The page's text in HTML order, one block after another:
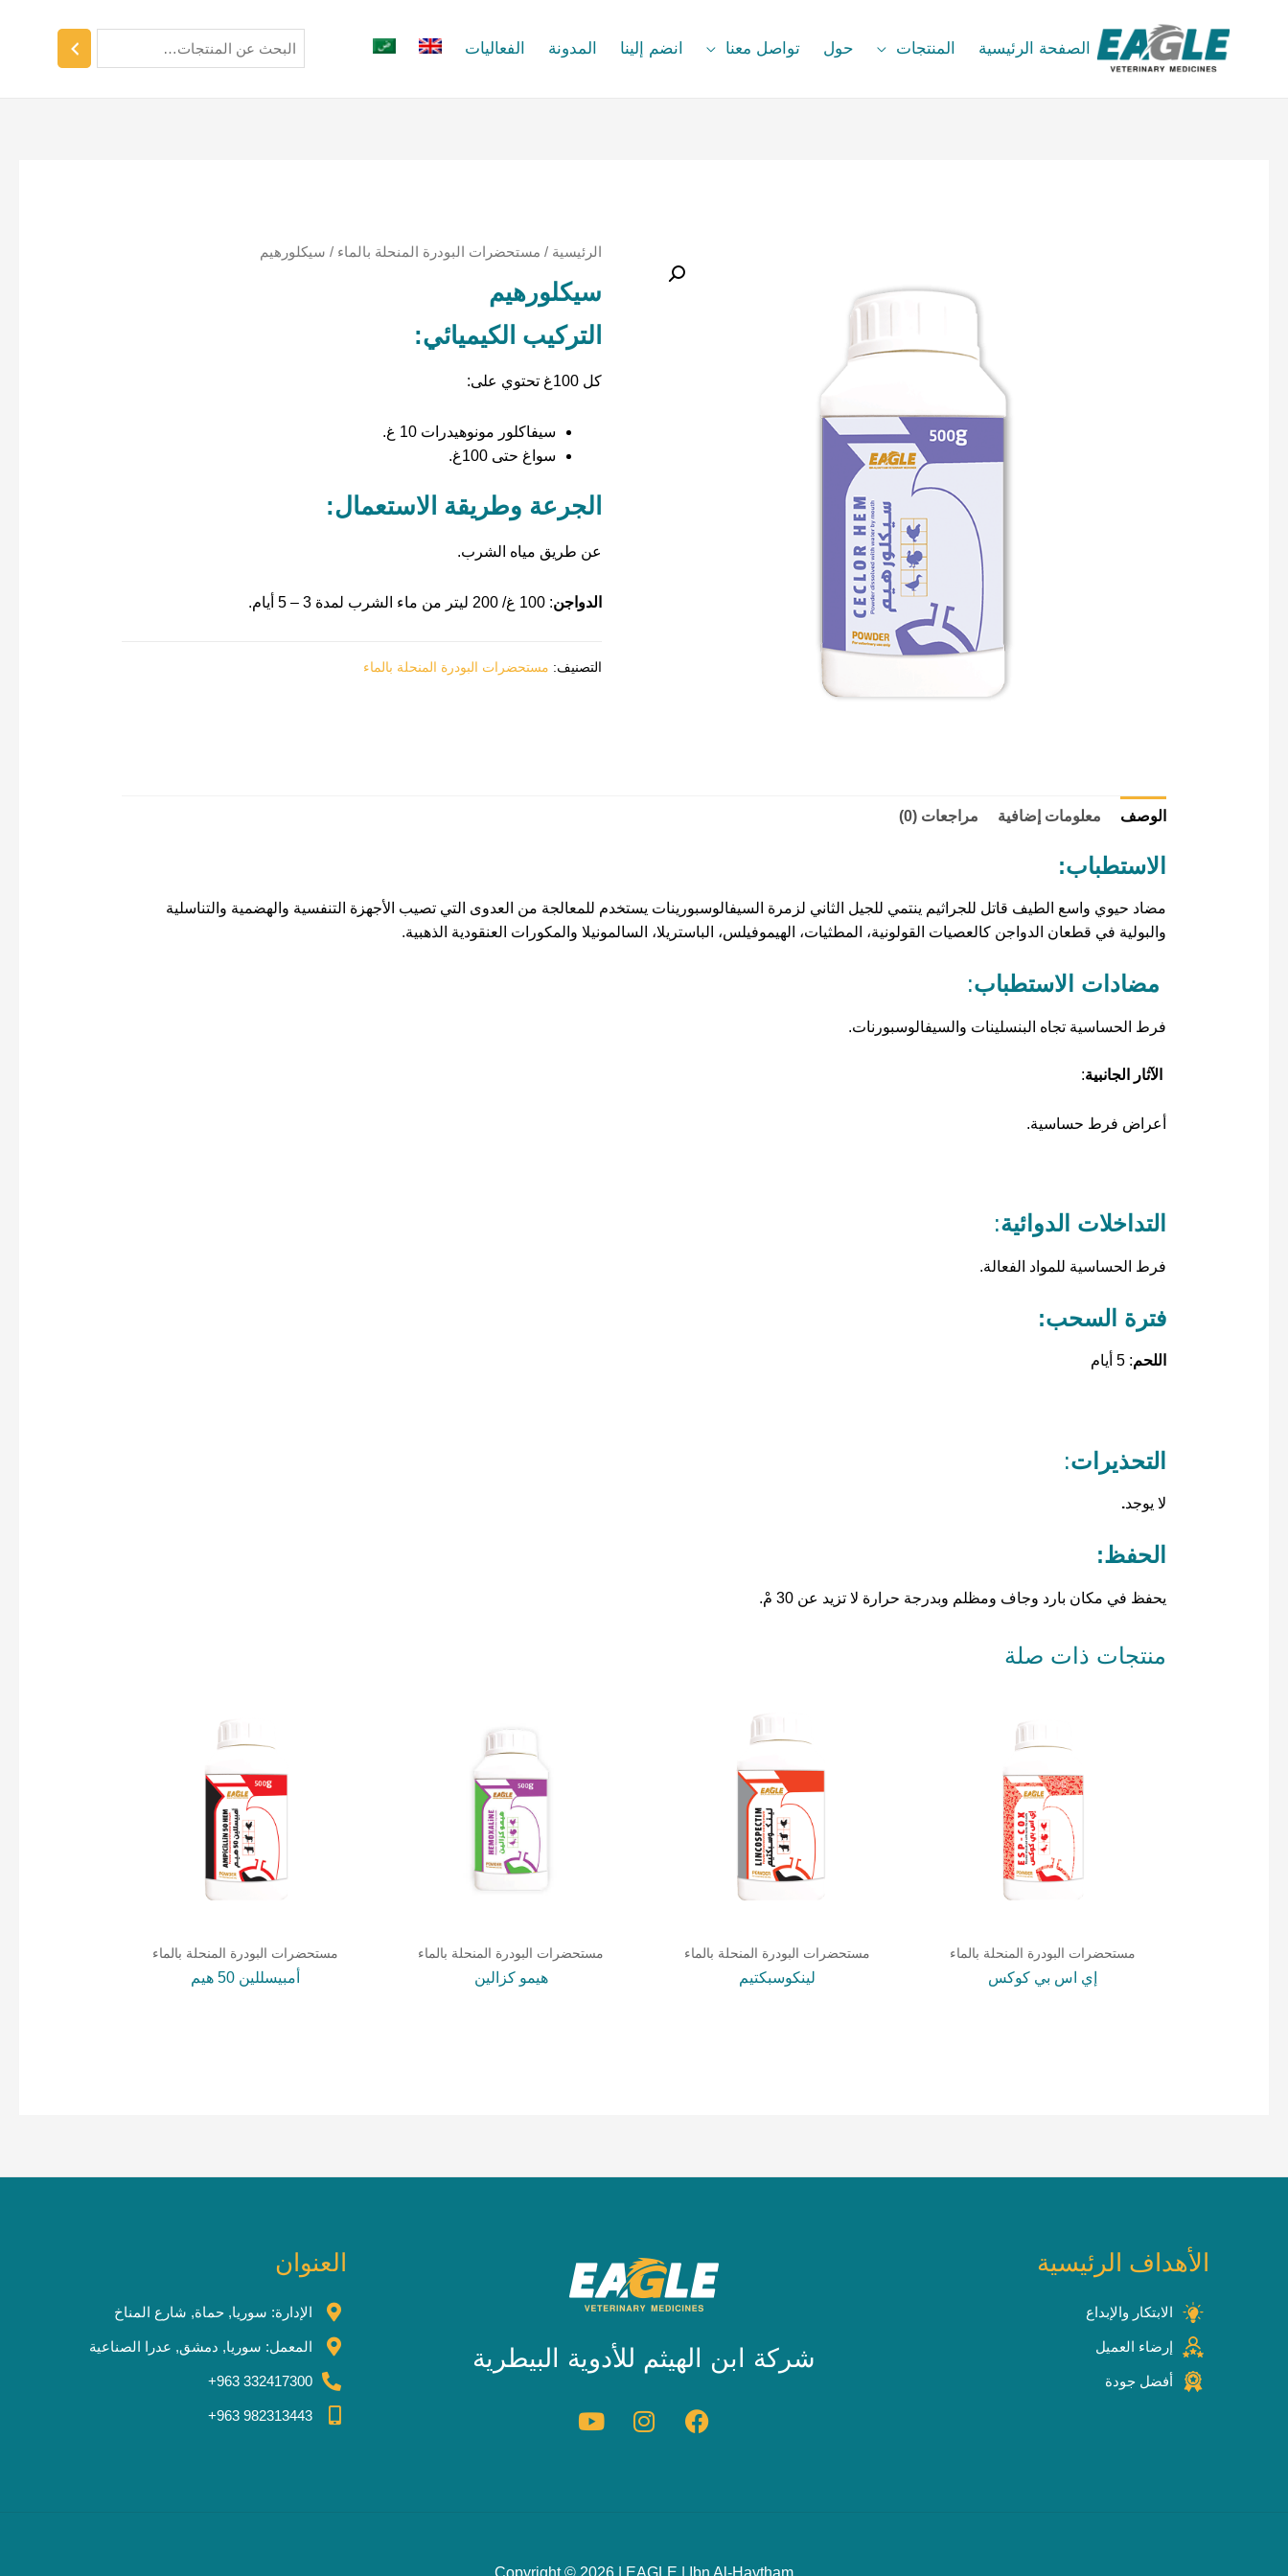
الصفحة الرئيسية المنتجات حول تواصل معنا انضم إلينا المدونة الفعاليات
الرئيسية / مستحضرات البودرة المنحلة بالماء / سيكلورهيم
سيكلورهيم
التركيب الكيميائي:
كل 100غ تحتوي على:
سيفاكلور مونوهيدرات 10 غ.
سواغ حتى 100غ.
الجرعة وطريقة الاستعمال:
عن طريق مياه الشرب.
الدواجن: 100 غ/ 200 ليتر من ماء الشرب لمدة 3 – 5 أيام.
التصنيف: مستحضرات البودرة المنحلة بالماء
الوصف معلومات إضافية مراجعات (0)
الاستطباب:
مضاد حيوي واسع الطيف قاتل للجراثيم ينتمي للجيل الثاني لزمرة السيفالوسبورينات يستخدم للمعالجة من العدوى التي تصيب الأجهزة التنفسية والهضمية والتناسلية
والبولية في قطعان الدواجن كالعصيات القولونية، المطثيات، الهيموفيلس، الباستريلا، السالمونيلا والمكورات العنقودية الذهبية.
مضادات الاستطباب:
فرط الحساسية تجاه البنسلينات والسيفالوسبورنات.
الآثار الجانبية:
أعراض فرط حساسية.
التداخلات الدوائية:
فرط الحساسية للمواد الفعالة.
فترة السحب:
اللحم: 5 أيام
التحذيرات:
لا يوجد.
الحفظ:
يحفظ في مكان بارد وجاف ومظلم وبدرجة حرارة لا تزيد عن 30 مْ.
منتجات ذات صلة
مستحضرات البودرة المنحلة بالماء
إي اس بي كوكس
مستحضرات البودرة المنحلة بالماء
لينكوسبكتيم
مستحضرات البودرة المنحلة بالماء
هيمو كزالين
مستحضرات البودرة المنحلة بالماء
أمبيسللين 50 هيم
الأهداف الرئيسية
الابتكار والإبداع
إرضاء العميل
أفضل جودة
شركة ابن الهيثم للأدوية البيطرية
العنوان
الإدارة: سوريا, حماة, شارع المناخ
المعمل: سوريا, دمشق, عدرا الصناعية
332417300 963+
982313443 963+
Copyright © 2026 | EAGLE | Ibn Al-Haytham